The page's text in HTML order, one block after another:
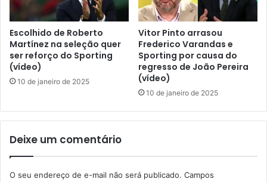
Escolhido de Roberto
Martínez na seleção quer
ser reforço do Sporting
(vídeo)
10 de janeiro de 2025
Vitor Pinto arrasou
Frederico Varandas e
Sporting por causa do
regresso de João Pereira
(vídeo)
10 de janeiro de 2025
Deixe um comentário
O seu endereço de e-mail não será publicado. Campos